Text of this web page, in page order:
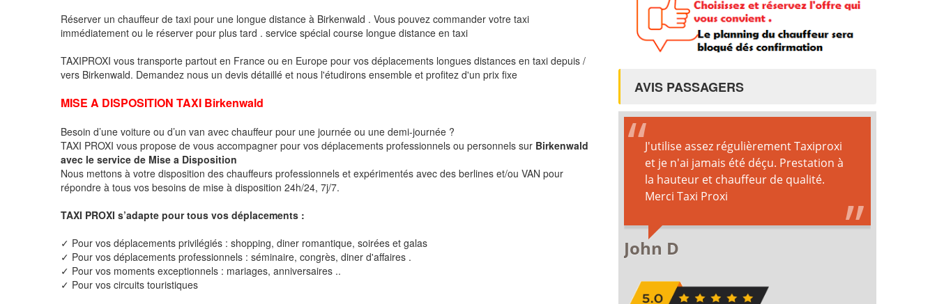
Réserver un chauffeur de taxi pour une longue distance à Birkenwald . Vous pouvez commander votre taxi
immédiatement ou le réserver pour plus tard . service spécial course longue distance en taxi
TAXIPROXI vous transporte partout en France ou en Europe pour vos déplacements longues distances en taxi depuis /
vers Birkenwald. Demandez nous un devis détaillé et nous l'étudirons ensemble et profitez d'un prix fixe
MISE A DISPOSITION TAXI Birkenwald
Besoin d’une voiture ou d’un van avec chauffeur pour une journée ou une demi-journée ?
TAXI PROXI vous propose de vous accompagner pour vos déplacements professionnels ou personnels sur Birkenwald
avec le service de Mise a Disposition
Nous mettons à votre disposition des chauffeurs professionnels et expérimentés avec des berlines et/ou VAN pour
répondre à tous vos besoins de mise à disposition 24h/24, 7j/7.
TAXI PROXI s’adapte pour tous vos déplacements :
✓ Pour vos déplacements privilégiés : shopping, diner romantique, soirées et galas
✓ Pour vos déplacements professionnels : séminaire, congrès, diner d'affaires .
✓ Pour vos moments exceptionnels : mariages, anniversaires ..
✓ Pour vos circuits touristiques
AVIS PASSAGERS